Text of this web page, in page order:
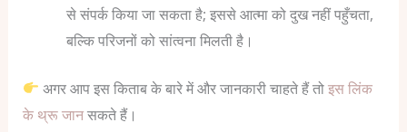
से संपर्क किया जा सकता है; इससे आत्मा को दुख नहीं पहुँचता,
बल्कि परिजनों को सांत्वना मिलती है।
अगर आप इस किताब के बारे में और जानकारी चाहते हैं तोइस लिंक
के थ्रू जानसकते हैं।